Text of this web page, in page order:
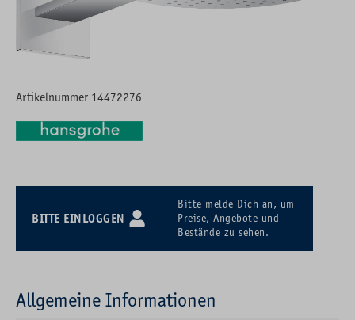
Artikelnummer 14472276
BITTE EINLOGGEN
Bitte melde Dich an, um
Preise, Angebote und
Bestände zu sehen.
Allgemeine Informationen